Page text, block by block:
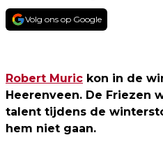
Volg ons op Google
Robert Muric kon in de
Heerenveen. De Friezen
talent tijdens de
hem niet gaan.